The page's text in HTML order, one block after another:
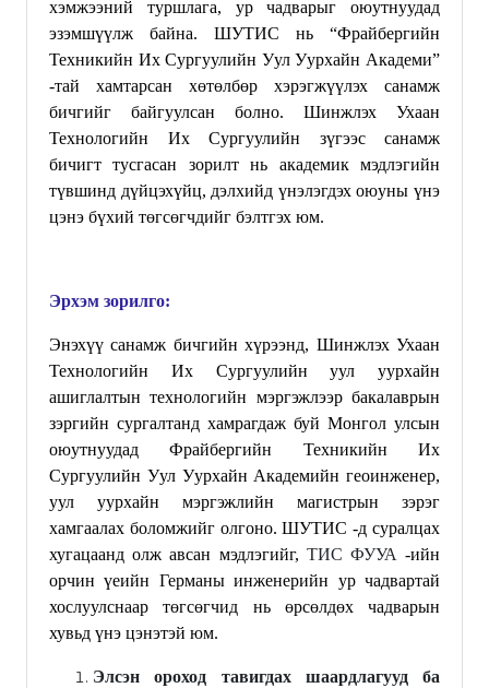
хэмжээний
туршлага, ур чадварыг оюутнуудад
эзэмшүүлж байна. ШУТИС нь “Фрайбергийн
Техникийн Их Сургуулийн Уул Уурхайн Академи”
-тай хамтарсан хөтөлбөр хэрэгжүүлэх санамж
бичгийг байгуулсан болно. Шинжлэх Ухаан
Технологийн Их Сургуулийн
зүгээс санамж
бичигт
тусгасан зорилт
нь академик мэдлэгийн
түвшинд дүйцэхүйц, дэлхийд үнэлэгдэх оюуны үнэ
цэнэ бүхий төгсөгчдийг бэлтгэх юм.
Эрхэм зорилго:
Энэхүү санамж бичгийн хүрээнд, Шинжлэх Ухаан
Технологийн Их Сургуулийн
уул уурхайн
ашиглалтын технологийн мэргэжлээр бакалаврын
зэргийн сургалтанд хамрагдаж буй Монгол улсын
оюутнуудад Фрайбергийн Техникийн Их
Сургуулийн Уул Уурхайн Академийн геоинженер,
уул уурхайн мэргэжлийн магистрын зэрэг
хамгаалах боломжийг олгоно. ШУТИС -д суралцах
хугацаанд олж авсан мэдлэгийг, ТИС ФУУА -ийн
орчин үеийн Германы инженерийн ур чадвартай
хослуулснаартөгсөгчид нь өрсөлдөх чадварын
хувьд үнэ цэнэтэй юм.
Элсэн ороход тавигдах шаардлагууд ба